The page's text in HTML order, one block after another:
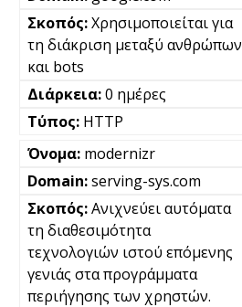
Χρησιμοποιείται για
τη διάκριση μεταξύ ανθρώπων
και bots
0 ημέρες
HTTP
modernizr
serving-sys.com
Ανιχνεύει αυτόματα
τη διαθεσιμότητα
τεχνολογιών ιστού επόμενης
γενιάς στα προγράμματα
περιήγησης των χρηστών.